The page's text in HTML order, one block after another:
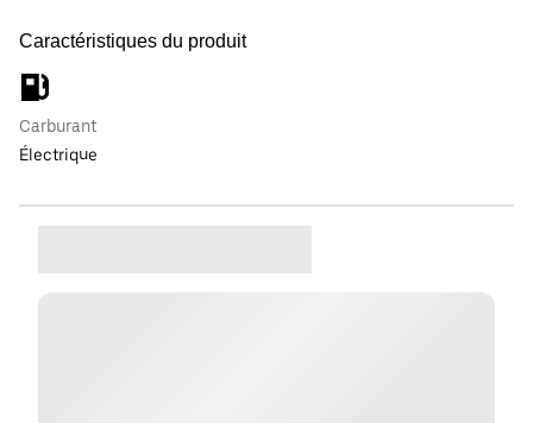
Caractéristiques du produit
Carburant
Électrique